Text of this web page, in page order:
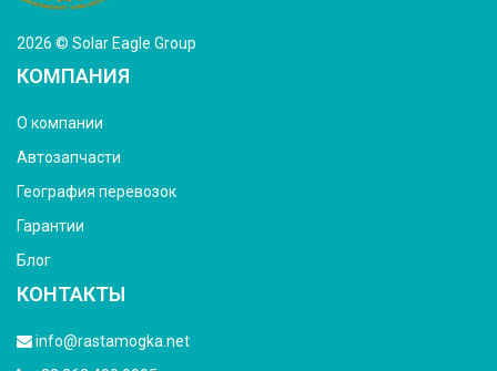
2026 © Solar Eagle Group
КОМПАНИЯ
О компании
Автозапчасти
География перевозок
Гарантии
Блог
КОНТАКТЫ
info@rastamogka.net